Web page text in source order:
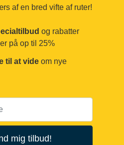
af en bred vifte af ruter!
og rabatter
på op til 25%
til at vide om nye
mig tilbud!